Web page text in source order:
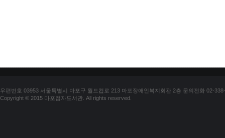
우편번호 03953 서울특별시 마포구 월드컵로 213 마포장애인복지회관 2층 문의전화 02-
Copyright © 2015 마포점자도서관. All rights reserved.